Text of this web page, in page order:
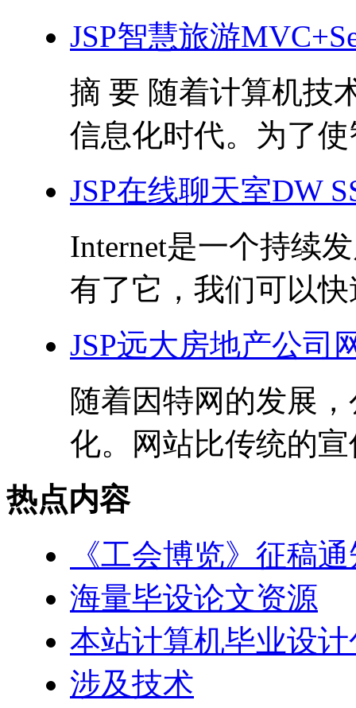
JSP智慧旅游
摘 要 随着计算机技
信息化时代。为了
JSP在线聊天室DW
Internet是一个持续
有了它，我们可以
JSP远大房地产公司
随着因特网的发展
化。网站比传统的
热点内容
《工会博览》征稿
海量毕设论文资源
本站计算机毕业设
涉及技术